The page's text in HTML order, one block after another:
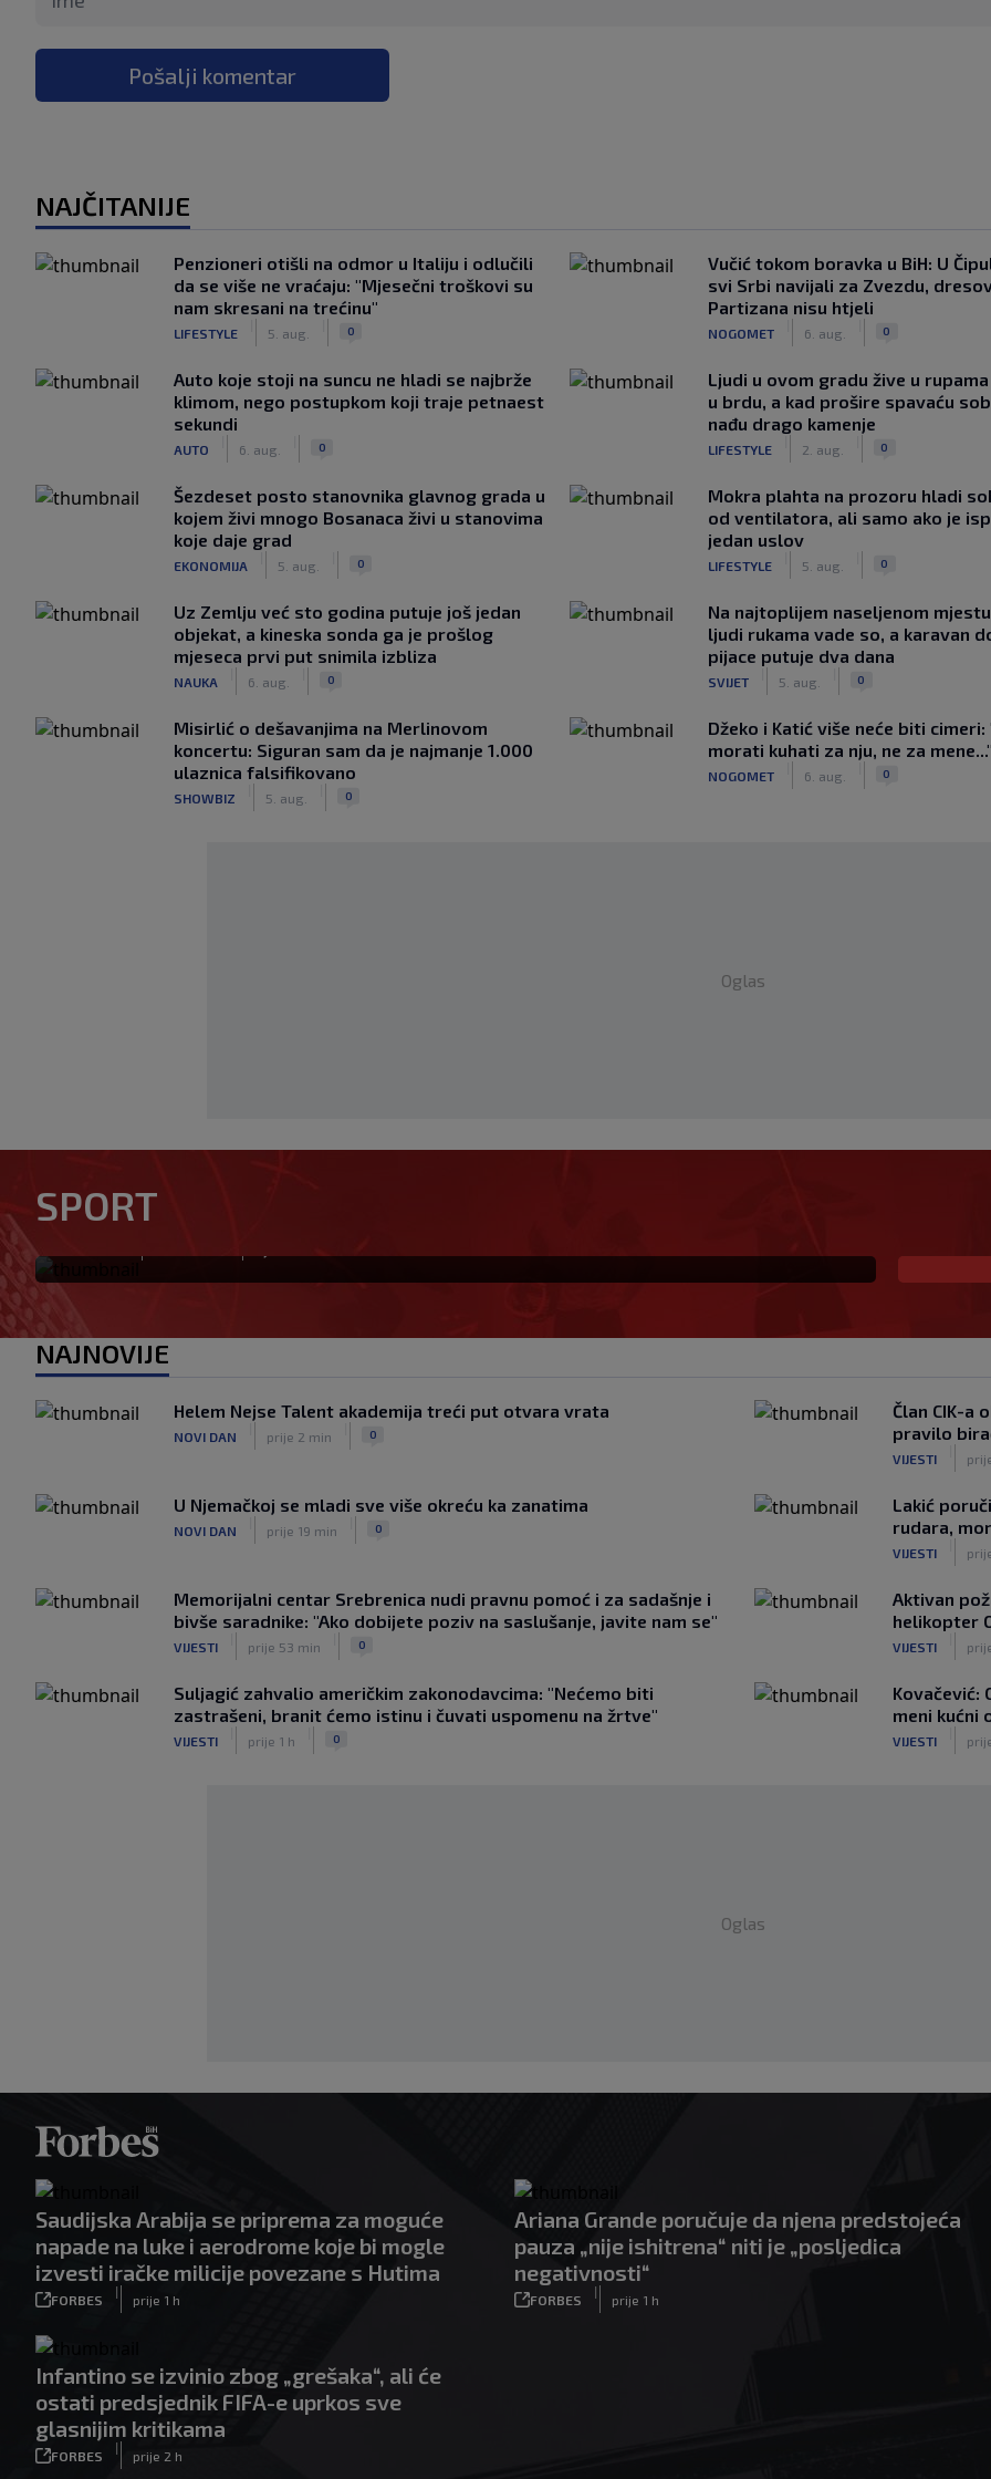
Pošalji komentar
NAJČITANIJE
Penzioneri otišli na odmor u Italiju i odlučili
da se više ne vraćaju: "Mjesečni troškovi su
nam skresani na trećinu"
LIFESTYLE 5. aug. 0
Vučić tokom boravka u BiH: U
svi Srbi navijali za Zvezdu,
Partizana nisu htjeli
NOGOMET 6. aug. 0
Auto koje stoji na suncu ne hladi se najbrže
klimom, nego postupkom koji traje petnaest
sekundi
AUTO 6. aug. 0
Ljudi u ovom gradu žive u
u brdu, a kad prošire spavaću
nađu drago kamenje
LIFESTYLE 2. aug. 0
Šezdeset posto stanovnika glavnog grada u
kojem živi mnogo Bosanaca živi u stanovima
koje daje grad
EKONOMIJA 5. aug. 0
Mokra plahta na prozoru hladi
od ventilatora, ali samo ako je
jedan uslov
LIFESTYLE 5. aug. 0
Uz Zemlju već sto godina putuje još jedan
objekat, a kineska sonda ga je prošlog
mjeseca prvi put snimila izbliza
NAUKA 6. aug. 0
Na najtoplijem naseljenom
ljudi rukama vade so, a karavan
pijace putuje dva dana
SVIJET 5. aug. 0
Misirlić o dešavanjima na Merlinovom
koncertu: Siguran sam da je najmanje 1.000
ulaznica falsifikovano
SHOWBIZ 5. aug. 0
Džeko i Katić više neće biti cimeri:
morati kuhati za nju, ne za mene..."
NOGOMET 6. aug. 0
Oglas
SPORT
predsjedniku
NAJNOVIJE
Helem Nejse Talent akademija treći put otvara vrata
NOVI DAN prije 2 min 0
Član CIK-a
pravilo
VIJESTI
U Njemačkoj se mladi sve više okreću ka zanatima
NOVI DAN prije 19 min 0
Lakić
rudara,
VIJESTI
Memorijalni centar Srebrenica nudi pravnu pomoć i za sadašnje i
bivše saradnike: "Ako dobijete poziv na saslušanje, javite nam se"
VIJESTI prije 53 min 0
Aktivan
helikopter
VIJESTI
Suljagić zahvalio američkim zakonodavcima: "Nećemo biti
zastrašeni, branit ćemo istinu i čuvati uspomenu na žrtve"
VIJESTI prije 1 h 0
Kovačević:
meni kućni
VIJESTI
Oglas
Saudijska Arabija se priprema za moguće
napade na luke i aerodrome koje bi mogle
izvesti iračke milicije povezane s Hutima
FORBES
|
prije 1 h
Ariana Grande poručuje da njena predstojeća
pauza „nije ishitrena“ niti je „posljedica
negativnosti“
FORBES
|
prije 1 h
Infantino se izvinio zbog „grešaka“, ali će
ostati predsjednik FIFA-e uprkos sve
glasnijim kritikama
FORBES
|
prije 2 h